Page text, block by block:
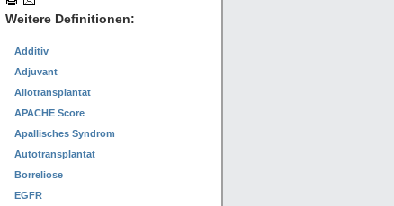
Weitere Definitionen:
Additiv
Adjuvant
Allotransplantat
APACHE Score
Apallisches Syndrom
Autotransplantat
Borreliose
EGFR